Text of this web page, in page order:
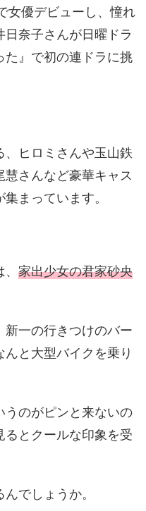
女優デビューし、憧れ
奈子さんが日曜ドラ
』で初の連ドラに挑
ヒロミさんや玉山鉄
さんなど豪華キャス
まっています。
家出少女の君家砂央
一の行きつけのバー
と大型バイクを乗り
のがピンと来ないの
とクールな印象を受
でしょうか。